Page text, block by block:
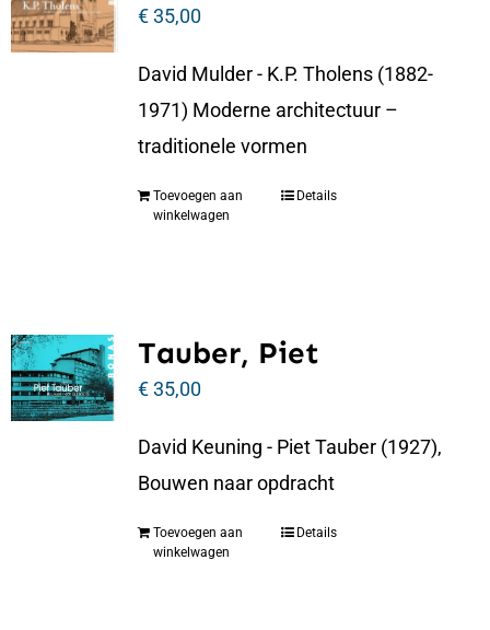
€35,00
David Mulder - K.P. Tholens (1882-
1971) Moderne architectuur –
traditionele vormen
Toevoegen aan
winkelwagen
Details
Tauber, Piet
€35,00
David Keuning - Piet Tauber (1927),
Bouwen naar opdracht
Toevoegen aan
winkelwagen
Details